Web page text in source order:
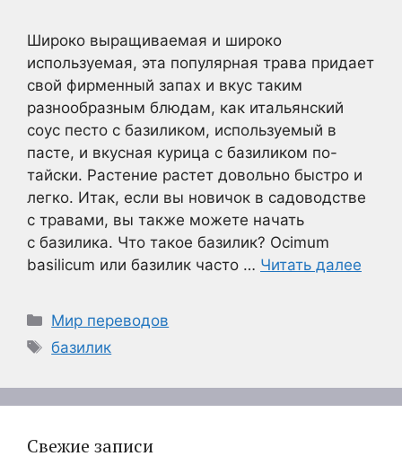
Широко выращиваемая и широко
используемая, эта популярная трава придает
свой фирменный запах и вкус таким
разнообразным блюдам, как итальянский
соус песто с базиликом, используемый в
пасте, и вкусная курица с базиликом по-
тайски. Растение растет довольно быстро и
легко. Итак, если вы новичок в садоводстве
с травами, вы также можете начать
с базилика. Что такое базилик? Ocimum
basilicum или базилик часто … Читать далее
Рубрики
Мир переводов
Метки
базилик
Свежие записи